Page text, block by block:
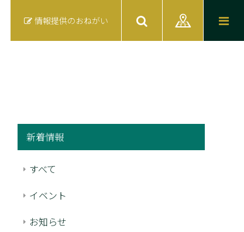
情報提供のおねがい
新着情報
すべて
イベント
お知らせ